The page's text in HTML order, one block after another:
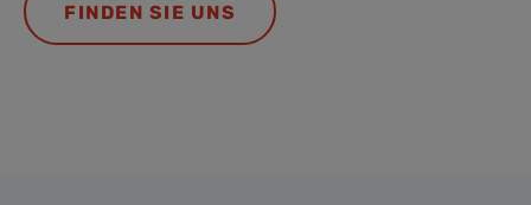
FINDEN SIE UNS